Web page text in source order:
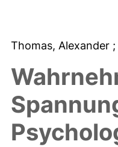
Thomas, Alexander